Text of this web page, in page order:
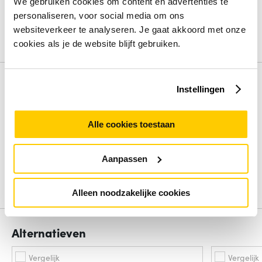
personaliseren, voor social media om ons
websiteverkeer te analyseren. Je gaat akkoord met onze
cookies als je de website blijft gebruiken.
Instellingen
Alle cookies toestaan
Aanpassen
Alleen noodzakelijke cookies
Koperen ethernetbekabelingstechnologie
T,100BASE-T,1000BASE-T
Bekijk alle specificaties
Beoordelingen binnenkort beschikbaar
Deel je ervaring met het product door het schrijven van een
Schrijf een review
Alternatieven
Vergelijk Vergelijk